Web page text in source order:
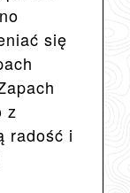
się
z
radość i